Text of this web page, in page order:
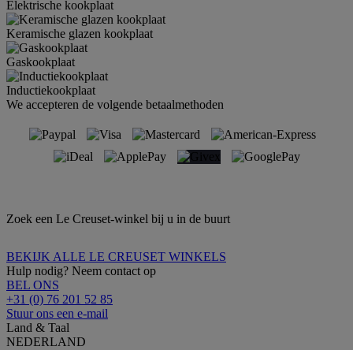
Elektrische kookplaat
Keramische glazen kookplaat
Gaskookplaat
Inductiekookplaat
We accepteren de volgende betaalmethoden
Zoek een Le Creuset-winkel bij u in de buurt
BEKIJK ALLE LE CREUSET WINKELS
Hulp nodig? Neem contact op
BEL ONS
+31 (0) 76 201 52 85
Stuur ons een e-mail
Land & Taal
NEDERLAND